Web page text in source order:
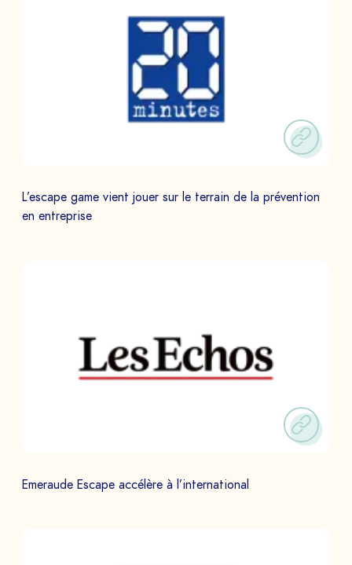
L’escape game vient jouer sur le terrain de la prévention
en entreprise
Emeraude Escape accélère à l’international